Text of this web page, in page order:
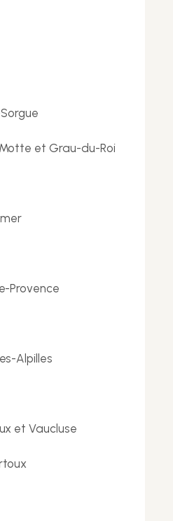
et Grau-du-Roi
Provence
Alpilles
et Vaucluse